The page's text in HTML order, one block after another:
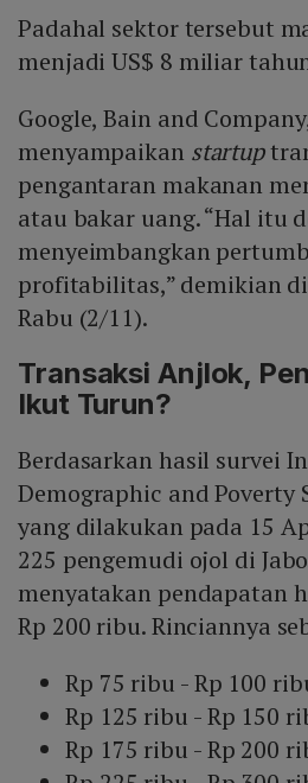
Padahal sektor tersebut
menjadi US$ 8 miliar
Google, Bain and
menyampaikan startup
pengantaran makanan
atau bakar uang. “Hal itu
menyeimbangkan
profitabilitas,” demikian
Rabu (2/11).
Transaksi Anjlok,
Ikut Turun?
Berdasarkan hasil survei
Demographic and Poverty
yang dilakukan pada 15
225 pengemudi ojol di
menyatakan pendapatan
Rp 200 ribu. Rinciannya
Rp 75 ribu - Rp 100
Rp 125 ribu - Rp 150
Rp 175 ribu - Rp 200